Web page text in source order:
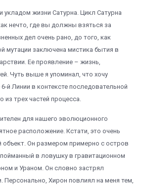
жизни Сатурна. Цикл Сатурна
нечто, где вы должны взяться за
дел очень рано, до того, как
мутации заключена мистика бытия в
Ее проявление – жизнь,
Чуть выше я упоминал, что хочу
й Линии в контексте последовательной
из трех частей процесса.
для нашего эволюционного
расположение. Кстати, это очень
объект. Он размером примерно с остров
в ловушку в гравитационном
и Ураном. Он словно застрял
Персонально, Хирон повлиял на меня тем,